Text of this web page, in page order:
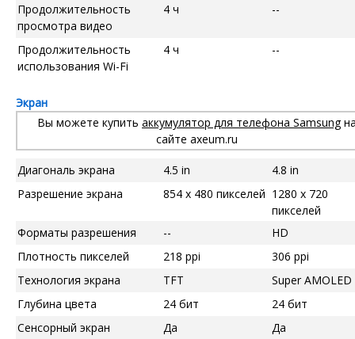
Продолжительность
просмотра видео
4 ч --
Продолжительность
использования Wi-Fi
4 ч --
Экран
Вы можете купить аккумулятор для телефона Samsung
сайте axeum.ru
Диагональ экрана 4.5 in
4.8 in
Разрешение экрана
854 x 480 пикселей 1280 x 720
пикселей
Форматы разрешения
--
HD
Плотность пикселей
218 ppi
306 ppi
Технология экрана
TFT
Super AMOLED
Глубина цвета
24 бит
24 бит
Сенсорный экран
Да Да